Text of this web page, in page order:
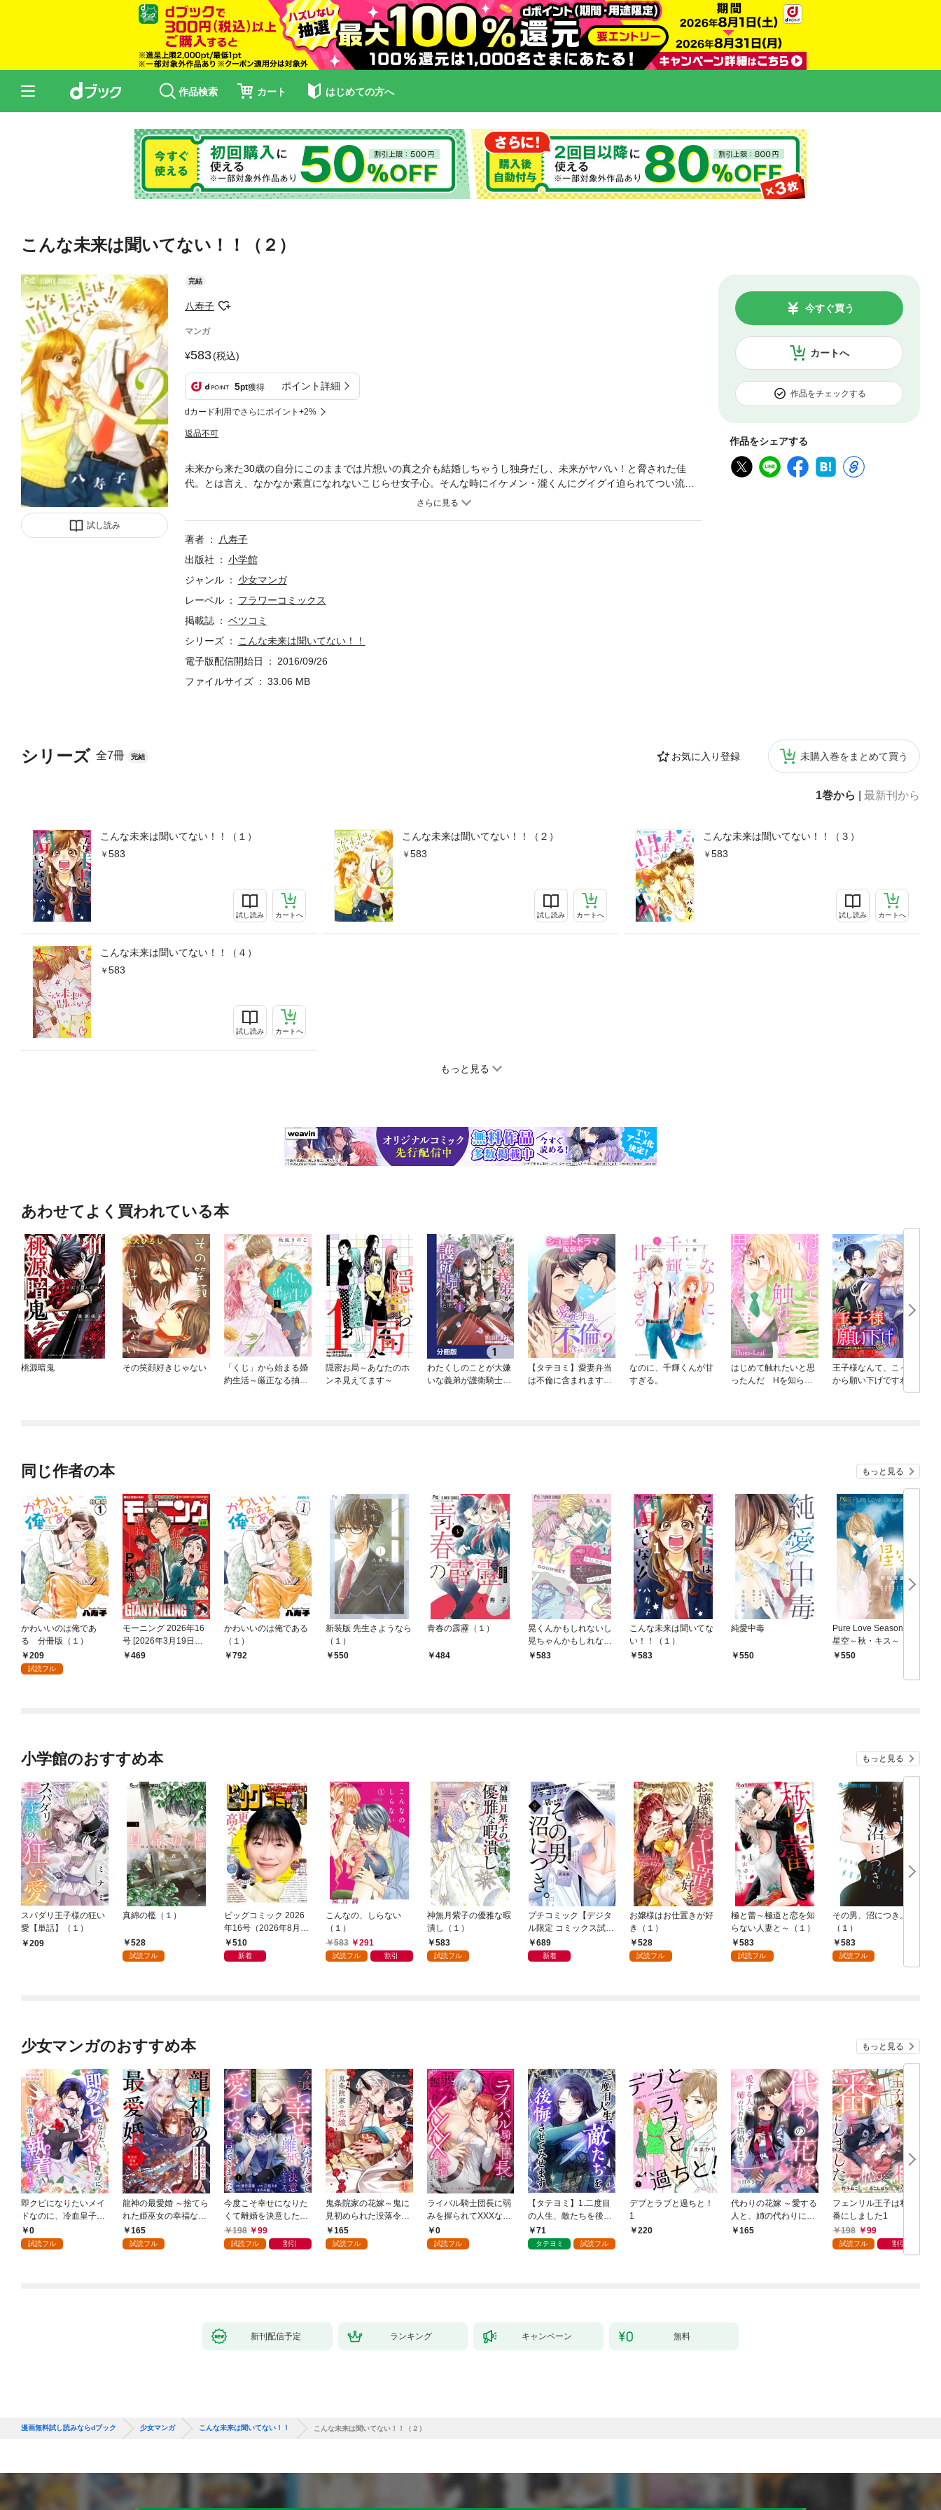
作品検索 カート はじめての方へ
こんな未来は聞いてない！！（２）
試し読み
完結
八寿子
マンガ
583(税込)
5pt獲得 ポイント詳細
dカード利用でさらにポイント+2%
返品不可
カートへ
今すぐ買う
作品をチェックする
作品をシェアする
シリーズ 全7冊 完結 お気に入り登録 未購入巻をまとめて買う
1巻から 最新刊から
こんな未来は聞いてない！！（１）
583
試し読み カートへ
こんな未来は聞いてない！！（２）
583
試し読み カートへ
こんな未来は聞いてない！！（３）
583
試し読み カートへ
こんな未来は聞いてない！！（４）
583
試し読み カートへ
もっと見る
未来から来た30歳の自分にこのままでは片想いの真之介も結婚しちゃうし独身だし、未来がヤバい！と脅された佳
代。とは言え、なかなか素直になれないこじらせ女子心。そんな時にイケメン・瀧くんにグイグイ迫られてつい流さ
れそうになったり…そうこうしてる内に強力ライバルに圧されてみたり…大ブレイク中！大迷走のハチャメチャラブ
著者
八寿子
出版社
小学館
ジャンル
少女マンガ
レーベル
フラワーコミックス
掲載誌
ベツコミ
シリーズ
こんな未来は聞いてない！！
電子版配信開始日
2016/09/26
ファイルサイズ
33.06 MB
あわせてよく買われている本
桃源暗鬼 その笑顔好きじゃない
「くじ」から始まる婚
約生活～厳正なる抽選
隠密お局～あなたのホ
ンネ見えてます～
わたくしのことが大嫌
いな義弟が護衛騎士に
【タテヨミ】愛妻弁当
は不倫に含まれます
なのに、千輝くんが甘
すぎる。
はじめて触れたいと思
ったんだ Hを知らな
王子様なんて、こっち
から願い下げですわ！
～追放された元悪役令
同じ作者の本 もっと見る
かわいいのは俺であ
る 分冊版（１）
209
試読フル
モーニング 2026年16
号 [2026年3月19日発
売]469
かわいいのは俺である
（１）
792
新装版 先生さようなら
（１）
550
青春の霹靂（１）
484
晃くんかもしれないし
晃ちゃんかもしれない
（１）
583
こんな未来は聞いてな
い！！（１）
583
純愛中毒
550
Pure Love Seasons 2
星空～秋・キス～
550
小学館のおすすめ本 もっと見る
スパダリ王子様の狂い
愛【単話】（１）
209
真綿の檻（１）
528
試読フル
ビッグコミック 2026
年16号（2026年8月7
日発売）
510
新着
こんなの、しらない
（１）
583
291
試読フル 割引
神無月紫子の優雅な暇
潰し（１）
583
試読フル
プチコミック【デジタ
ル限定 コミックス試し
読み特典付き】 2026
年9月号（2026年8月7
689
新着
お嬢様はお仕置きが好
き（１）
528
試読フル
極と蕾～極道と恋を知
らない人妻と～（１）
583
試読フル
その男、沼につき。
（１）
583
試読フル
少女マンガのおすすめ本 もっと見る
即クビになりたいメイ
ドなのに、冷血皇子に
執着されています第1
話
0
試読フル
龍神の最愛婚 ～捨てら
れた姫巫女の幸福な嫁
入り～: 1
165
試読フル
今度こそ幸せになりた
くて離婚を決意したと
ころ、無表情な旦那様
が「愛してる」と言っ
198 99
試読フル 割引
鬼条院家の花嫁～鬼に
見初められた没落令嬢
～１165
試読フル
ライバル騎士団長に弱
みを握られてXXXな勝
負をすることになりま
した第1話
0
試読フル
【タテヨミ】1.二度目
の人生、敵たちを後悔
させてみせます
71
タテヨミ 試読フル
デブとラブと過ちと！
1
220
代わりの花嫁 ～愛する
人と、姉の代わりに結
婚します～ 1
165
フェンリル王子は私を
番にしました1
198
99
試読フル 割引
新刊配信予定 ランキング キャンペーン 無料
漫画無料試し読みならdブック 少女マンガ こんな未来は聞いてない！！ こんな未来は聞いてない！！（２）